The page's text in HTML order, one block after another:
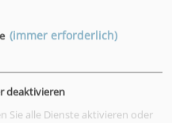
(immer erforderlich)
deaktivieren
Sie alle Dienste aktivieren oder